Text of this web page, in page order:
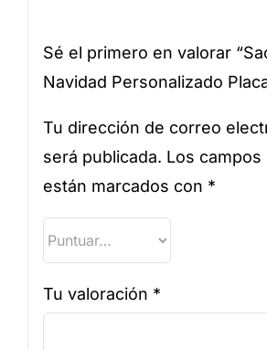
Sé el primero en valorar
Navidad Personalizado
Tu dirección de correo
será publicada. Los
están marcados con *
Tu valoración *